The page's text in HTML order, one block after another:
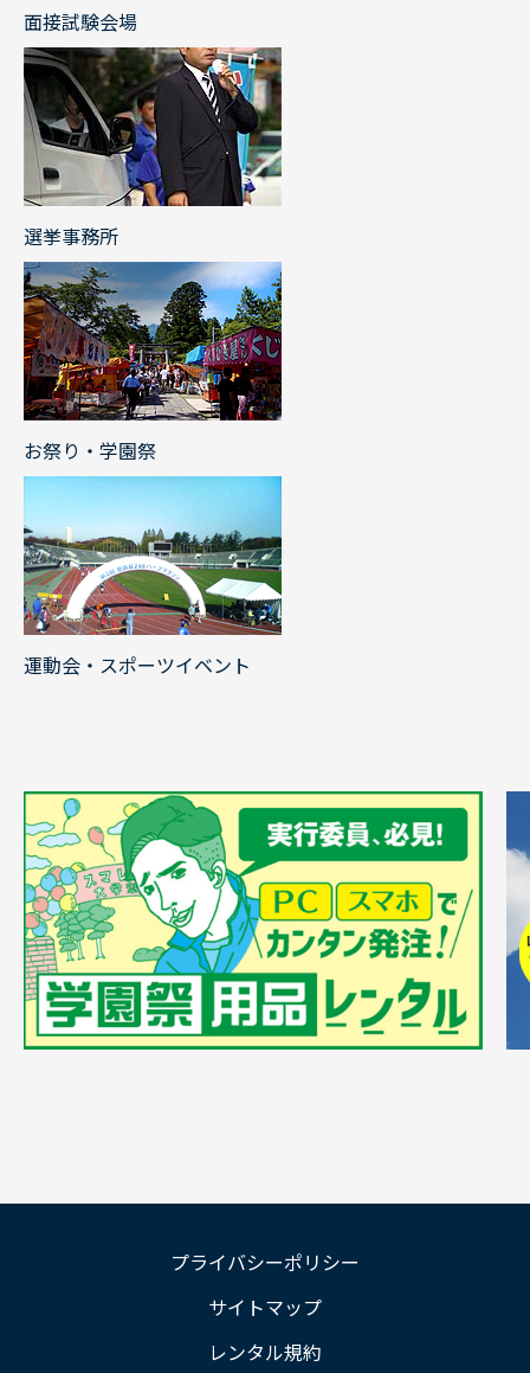
面接試験会場
選挙事務所
お祭り・学園祭
運動会・スポーツイベント
プライバシーポリシー
サイトマップ
レンタル規約